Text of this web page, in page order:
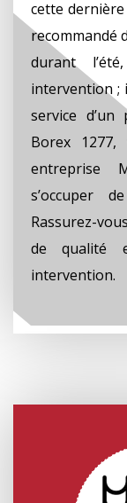
cette
recommandé
durant
intervention ;
service
Borex
entreprise
s’occuper
Rassurez-
de qualité
intervention.